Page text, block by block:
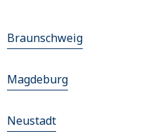
Braunschweig
Magdeburg
Neustadt